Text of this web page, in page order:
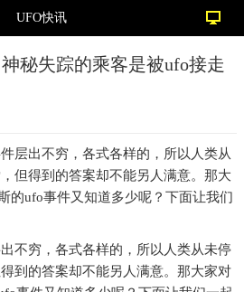
UFO快讯
秘失踪的乘客是被ufo接走
层出不穷，各式各样的，所以人类从
但得到的答案却不能另人满意。那大
的ufo事件又知道多少呢？下面让我们
不穷，各式各样的，所以人类从未停
到的答案却不能另人满意。那大家对